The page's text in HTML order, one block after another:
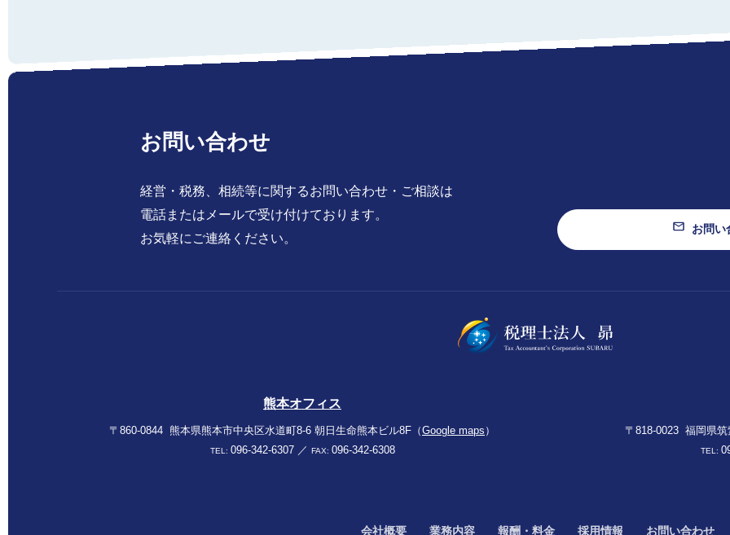
お問い合わせ
経営・税務、相続等に関するお問い合わせ・ご相談は
電話またはメールで受け付けております。
お気軽にご連絡ください。
お問い
熊本オフィス
〒860-0844 熊本県熊本市中央区水道町8-6 朝日生命熊本ビル8F（Google maps ）
TEL: 096-342-6307／ FAX: 096-342-6308
〒818-0023 福岡県
TEL:
会社概要 業務内容 報酬・料金 採用情報 お問い合わせ